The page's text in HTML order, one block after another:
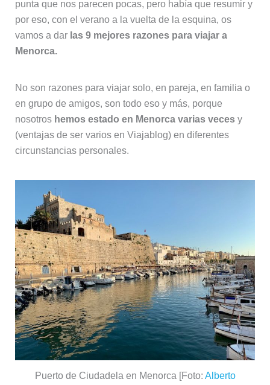
punta que nos parecen pocas, pero había que resumir y
por eso, con el verano a la vuelta de la esquina, os
vamos a dar las 9 mejores razones para viajar a
Menorca.
No son razones para viajar solo, en pareja, en familia o
en grupo de amigos, son todo eso y más, porque
nosotros hemos estado en Menorca varias vecesy
(ventajas de ser varios en Viajablog) en diferentes
circunstancias personales.
Puerto de Ciudadela en Menorca [Foto: Alberto